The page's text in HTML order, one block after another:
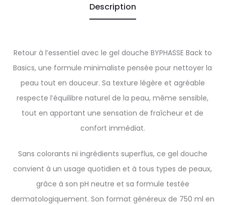
Description
Retour à l’essentiel avec le gel douche BYPHASSE Back to
Basics, une formule minimaliste pensée pour nettoyer la
peau tout en douceur. Sa texture légère et agréable
respecte l’équilibre naturel de la peau, même sensible,
tout en apportant une sensation de fraîcheur et de
confort immédiat.
Sans colorants ni ingrédients superflus, ce gel douche
convient à un usage quotidien et à tous types de peaux,
grâce à son pH neutre et sa formule testée
dermatologiquement. Son format généreux de 750 ml en